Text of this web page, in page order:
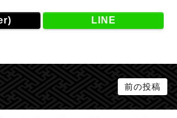
LINE
前の投稿